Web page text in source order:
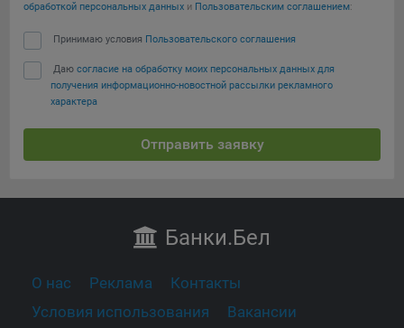
обработкой персональных данных и Пользовательским соглашением:
Принимаю условия Пользовательского соглашения
Даю согласие на обработку моих персональных данных для
получения информационно-новостной рассылки рекламного
характера
Отправить заявку
Банки.Бел
О нас Реклама
Контакты
Условия использования
Вакансии